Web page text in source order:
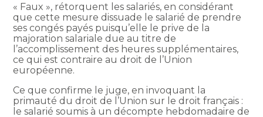
« Faux », rétorquent les salariés, en considérant
que cette mesure dissuade le salarié de prendre
ses congés payés puisqu’elle le prive de la
majoration salariale due au titre de
l’accomplissement des heures supplémentaires,
ce qui est contraire au droit de l’Union
européenne.
Ce que confirme le juge, en invoquant la
primauté du droit de l’Union sur le droit français :
le salarié soumis à un décompte hebdomadaire de